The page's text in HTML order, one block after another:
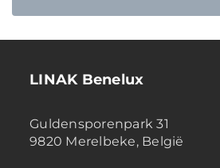
LINAK Benelux
Guldensporenpark 31
9820 Merelbeke, België